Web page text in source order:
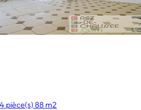
pièce(s) 88 m2